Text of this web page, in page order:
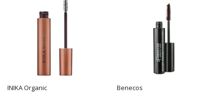
INIKA Organic Benecos